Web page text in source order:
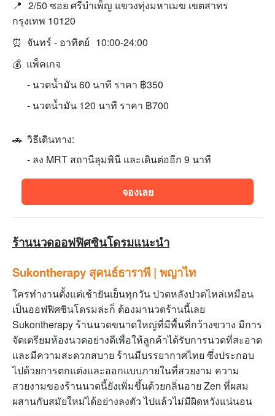
📍 2/50 ซอย ศรีบำเพ็ญ แขวงทุ่งมหาเมฆ เขตสาทร
กรุงเทพ 10120
⏰ จันทร์ - อาทิตย์ 10:00-24:00
💰 แพ็คเกจ
- นวดนํ้ามัน 60 นาที ราคา ฿350
- นวดนํ้ามัน 120 นาที ราคา ฿700
🚗 วิธีเดินทาง:
- ลง MRT สถานีลุมพินี และเดินต่ออีก 9 นาที
จองเลย
ร้านนวดออฟฟิศซินโดรมแนะนำ
Sukontherapy สุคนธ์ธาราพี | พญาไท
ใครทำงานตั้งแต่เช้ายันเย็นทุกวัน ปวดหลังปวดไหล่เหมือน
เป็นออฟฟิศซินโดรมล่ะก็ ต้องมานวดร้านนี้เลย
Sukontherapy ร้านนวดขนาดใหญ่ที่มีพื้นที่กว้างขวาง มีการ
จัดเตรียมห้องนวดอย่างดีเพื่อให้ลูกค้าได้รับการนวดที่สะอาด
และมีความสะดวกสบาย ร้านมีบรรยากาศไทย ซึ่งประกอบ
ไปด้วยการตกแต่งและออกแบบภายในที่สวยงาม ความ
สวยงามของร้านนวดนี้ยังเพิ่มขึ้นด้วยกลิ่นอาย Zen ที่ผสม
ผสานกับสมัยใหม่ได้อย่างลงตัว ไปแล้วไม่มีผิดหวังแน่นอน